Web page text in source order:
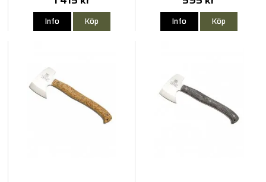
Info Köp Info Köp